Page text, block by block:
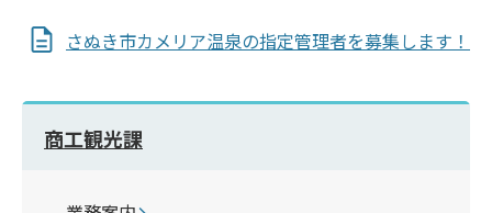
さぬき市カメリア温泉の指定管理者を募集します！
商工観光課